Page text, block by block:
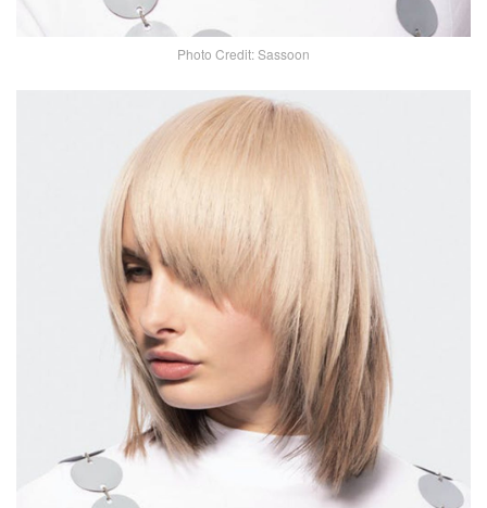
Photo Credit: Sassoon